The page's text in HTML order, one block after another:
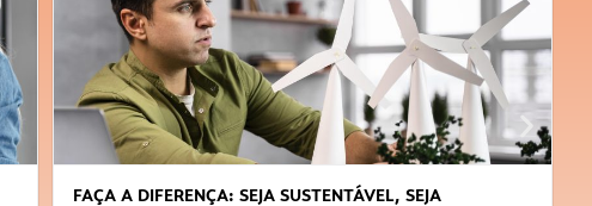
FAÇA A DIFERENÇA: SEJA SUSTENTÁVEL, SEJA